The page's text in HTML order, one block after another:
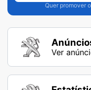
Quer promover
Ver